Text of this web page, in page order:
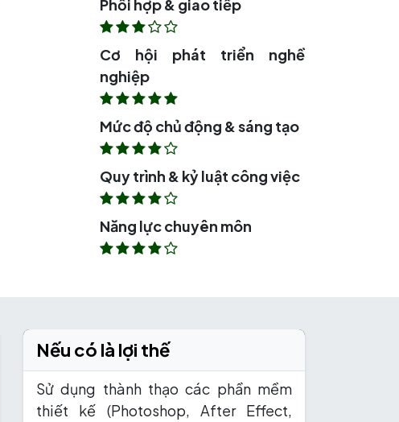
Phối hợp & giao tiếp
Cơ hội phát triển nghề
nghiệp
Mức độ chủ động & sáng tạo
Quy trình & kỷ luật công việc
Năng lực chuyên môn
Nếu có là lợi thế
Sử dụng thành thạo các phần mềm
thiết kế (Photoshop, After Effect,